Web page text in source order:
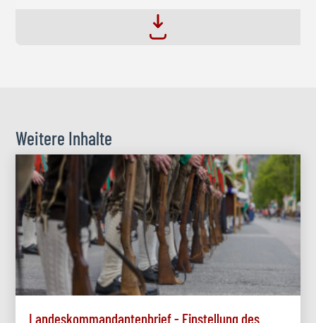
Weitere Inhalte
Landeskommandantenbrief - Einstellung des